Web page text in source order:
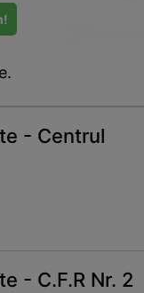
- Centrul
- C.F.R Nr. 2